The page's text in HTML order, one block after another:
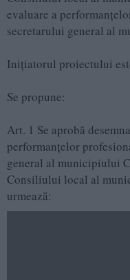
evaluare a
secretarului general al
Iniţiatorul proiectului
Se propune:
Art. 1 Se aprobă
performanțelor
general al municipiului
Consiliului local al
urmează: